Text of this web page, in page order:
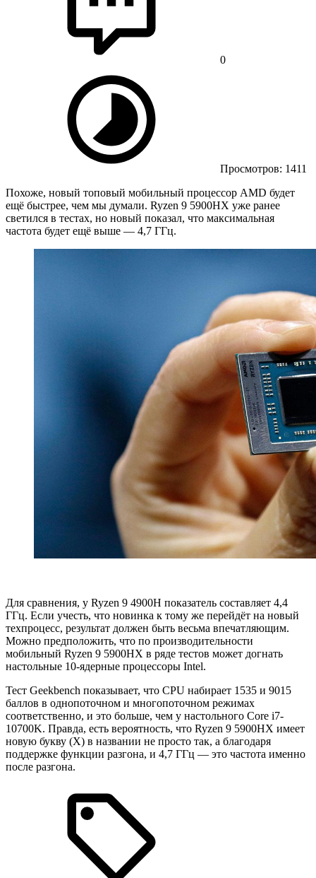
0
Просмотров: 1411
Похоже, новый топовый мобильный процессор AMD будет
ещё быстрее, чем мы думали. Ryzen 9 5900HX уже ранее
светился в тестах, но новый показал, что максимальная
частота будет ещё выше — 4,7 ГГц.
Для сравнения, у Ryzen 9 4900H показатель составляет 4,4
ГГц. Если учесть, что новинка к тому же перейдёт на новый
техпроцесс, результат должен быть весьма впечатляющим.
Можно предположить, что по производительности
мобильный Ryzen 9 5900HX в ряде тестов может догнать
настольные 10-ядерные процессоры Intel.
Тест Geekbench показывает, что CPU набирает 1535 и 9015
баллов в однопоточном и многопоточном режимах
соответственно, и это больше, чем у настольного Core i7-
10700K. Правда, есть вероятность, что Ryzen 9 5900HX имеет
новую букву (X) в названии не просто так, а благодаря
поддержке функции разгона, и 4,7 ГГц — это частота именно
после разгона.